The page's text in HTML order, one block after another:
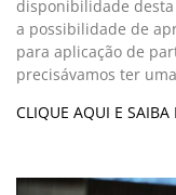
disponibilidade desta
a possibilidade de
para aplicação de
precisávamos ter
CLIQUE AQUI E SAIBA